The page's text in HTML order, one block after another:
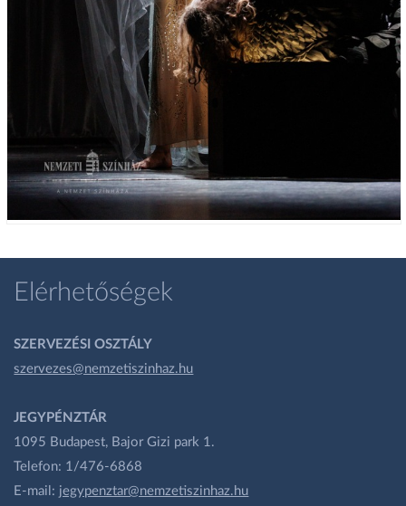
Elérhetőségek
SZERVEZÉSI OSZTÁLY
szervezes@nemzetiszinhaz.hu
JEGYPÉNZTÁR
1095 Budapest, Bajor Gizi park 1.
Telefon: 1/476-6868
E-mail: jegypenztar@nemzetiszinhaz.hu